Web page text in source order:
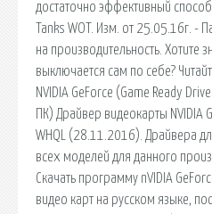
достаточно эффективный
Tanks WOT. Изм. от 25.05.16г. -
на производительность. Хотите
выключается сам по себе?
NVIDIA GeForce (Game Ready
ПК) Драйвер видеокарты NVIDIA
WHQL (28.11.2016). Драйвера
всех моделей для данного
Скачать программу nVIDIA
видео карт на русском языке,